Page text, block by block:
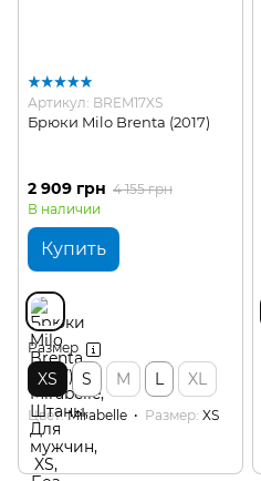
Артикул: BREM17XS
Брюки Milo Brenta (2017)
2 909 грн 4 155 грн
В наличии
Купить
Размер
XS S M L XL
Цвет Mirabelle Размер XS